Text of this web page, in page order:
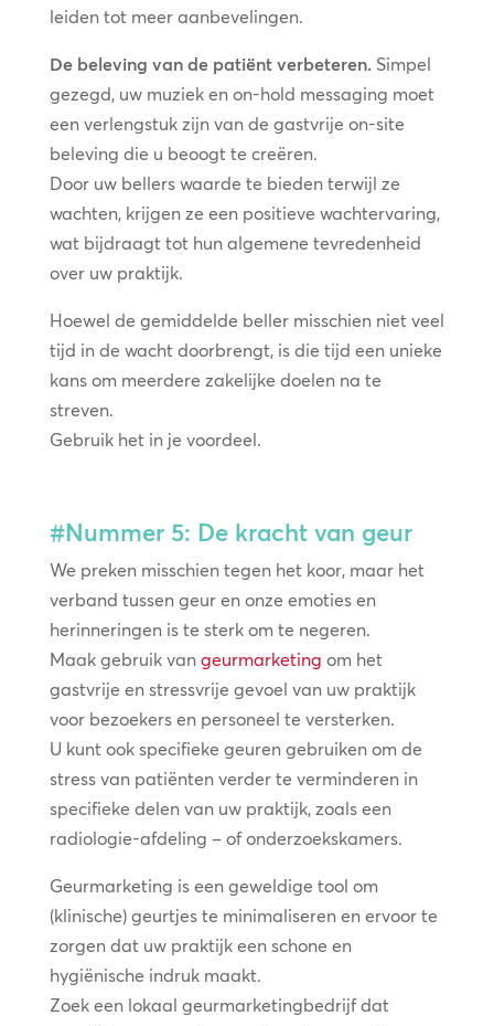
leiden tot meer aanbevelingen.
De beleving van de patiënt verbeteren.Simpel
gezegd, uw muziek en on-hold messaging moet
een verlengstuk zijn van de gastvrije on-site
beleving die u beoogt te creëren.
Door uw bellers waarde te bieden terwijl ze
wachten, krijgen ze een positieve wachtervaring,
wat bijdraagt tot hun algemene tevredenheid
over uw praktijk.
Hoewel de gemiddelde beller misschien niet veel
tijd in de wacht doorbrengt, is die tijd een unieke
kans om meerdere zakelijke doelen na te
streven.
Gebruik het in je voordeel.
#Nummer 5: De kracht van geur
We preken misschien tegen het koor, maar het
verband tussen geur en onze emoties en
herinneringen is te sterk om te negeren.
Maak gebruik van geurmarketing om het
gastvrije en stressvrije gevoel van uw praktijk
voor bezoekers en personeel te versterken.
U kunt ook specifieke geuren gebruiken om de
stress van patiënten verder te verminderen in
specifieke delen van uw praktijk, zoals een
radiologie-afdeling – of onderzoekskamers.
Geurmarketing is een geweldige tool om
(klinische) geurtjes te minimaliseren en ervoor te
zorgen dat uw praktijk een schone en
hygiënische indruk maakt.
Zoek een lokaal geurmarketingbedrijf dat